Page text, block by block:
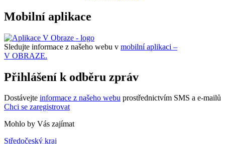
Mobilní aplikace
Sledujte informace z našeho webu v mobilní aplikaci –
V OBRAZE.
Přihlášení k odběru zpráv
Dostávejte informace z našeho webu prostřednictvím SMS a e-mailů
Chci se zaregistrovat
Mohlo by Vás zajímat
Středočeský kraj